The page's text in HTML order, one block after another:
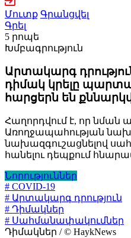
Մուտք Գրանցվել
Գրել
5 րոպե
Խմբագրություն
Արտակարգ
դիմակ կրելը
հարցերն են
Հաղորդվում է, որ նման
Առողջապահության
նախազգուշացնելով
հանելու դեպքում
Նորություններ
# COVID-19
# Արտակարգ դրություն
# Դիմակներ
# Սահմանափակումներ
Դիմակներ / © HaykNews